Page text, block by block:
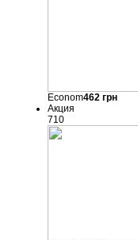
Econom462грн
Акция
710